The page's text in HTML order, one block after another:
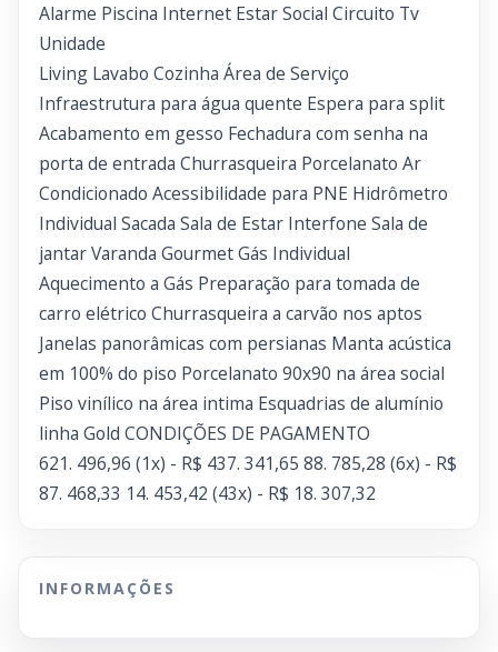
Alarme Piscina Internet Estar Social Circuito Tv
Unidade
Living Lavabo Cozinha Área de Serviço
Infraestrutura para água quente Espera para split
Acabamento em gesso Fechadura com senha na
porta de entrada Churrasqueira Porcelanato Ar
Condicionado Acessibilidade para PNE Hidrômetro
Individual Sacada Sala de Estar Interfone Sala de
jantar Varanda Gourmet Gás Individual
Aquecimento a Gás Preparação para tomada de
carro elétrico Churrasqueira a carvão nos aptos
Janelas panorâmicas com persianas Manta acústica
em 100% do piso Porcelanato 90x90 na área social
Piso vinílico na área intima Esquadrias de alumínio
linha Gold CONDIÇÕES DE PAGAMENTO
621. 496,96 (1x) - R$ 437. 341,65 88. 785,28 (6x) - R$
87. 468,33 14. 453,42 (43x) - R$ 18. 307,32
INFORMAÇÕES